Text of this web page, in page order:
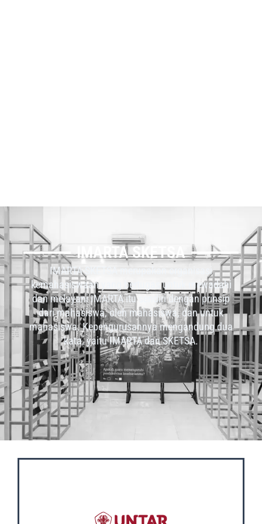
IMARTA SKETSA
IMARTA-SKETSA merupakan organisasi
kemahasiswaan yang bertugas untuk mewadahi
dan melayani IMARTA itu sendiri dengan prinsip
dari mahasiswa, oleh mahasiswa, dan untuk
mahasiswa. Kepengurusannya mengandung dua
kata, yaitu IMARTA dan SKETSA.